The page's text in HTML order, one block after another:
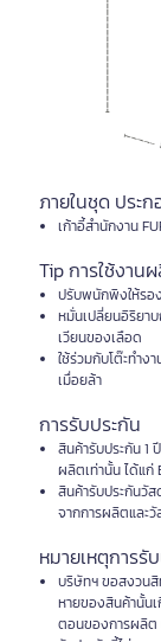
ภายในชุด ประ
เก้าอี้สำนักงาน
Tip การใช้งา
ปรับพนักพิงให้รอ
หมั่นเปลี่ยนอิริยา
เวียนของเลือด
ใช้ร่วมกับโต๊ะทำง
เมื่อยล้า
การรับประกัน
สินค้ารับประกัน 1
ผลิตเท่านั้น ได้แก่
สินค้ารับประกันวั
จากการผลิตและวั
หมายเหตุการรั
บริษัทฯ ขอสงวนสิ
หายของสินค้านั้น
ตอนของการผลิต